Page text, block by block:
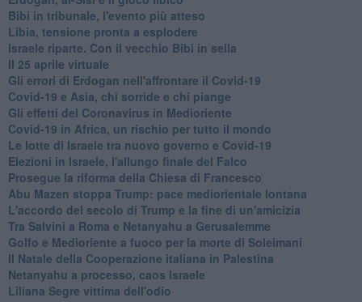
Bibi in tribunale, l'evento più atteso
Libia, tensione pronta a esplodere
Israele riparte. Con il vecchio Bibi in sella
Il 25 aprile virtuale
Gli errori di Erdogan nell'affrontare il Covid-19
Covid-19 e Asia, chi sorride e chi piange
Gli effetti del Coronavirus in Medioriente
Covid-19 in Africa, un rischio per tutto il mondo
Le lotte di Israele tra nuovo governo e Covid-19
Elezioni in Israele, l'allungo finale del Falco
Prosegue la riforma della Chiesa di Francesco
Abu Mazen stoppa Trump: pace mediorientale lontana
L'accordo del secolo di Trump e la fine di un'amicizia
Tra Salvini a Roma e Netanyahu a Gerusalemme
Golfo e Medioriente a fuoco per la morte di Soleimani
Il Natale della Cooperazione italiana in Palestina
Netanyahu a processo, caos Israele
Liliana Segre vittima dell'odio